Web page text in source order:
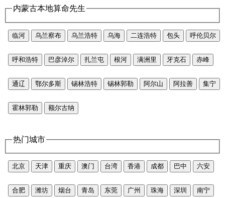
内蒙古本地算命先生
临河 乌兰察布 乌兰浩特 乌海 二连浩特 包头 呼伦贝尔
呼和浩特 巴彦淖尔 扎兰屯 根河 满洲里 牙克石 赤峰
通辽 鄂尔多斯 锡林浩特 锡林郭勒 阿尔山 阿拉善 集宁
霍林郭勒 额尔古纳
热门城市
北京 天津 重庆 澳门 台湾 香港 成都 巴中 六安
合肥 潍坊 烟台 青岛 东莞 广州 珠海 深圳 南宁